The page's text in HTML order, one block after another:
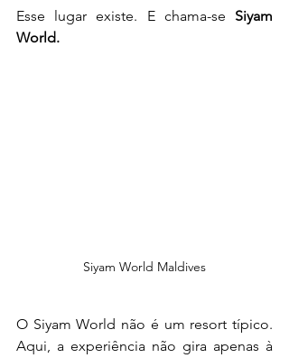
Esse lugar existe. E chama-se Siyam
World.
Siyam World Maldives
O Siyam World não é um resort típico.
Aqui, a experiência não gira apenas à